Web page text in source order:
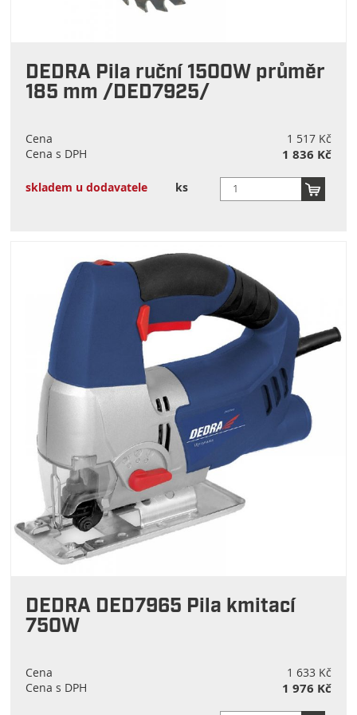
DEDRA Pila ruční 1500W průměr
185 mm /DED7925/
Cena
1 517 Kč
Cena s DPH
1 836 Kč
skladem u dodavatele ks
DEDRA DED7965 Pila kmitací
750W
Cena
1 633 Kč
Cena s DPH
1 976 Kč